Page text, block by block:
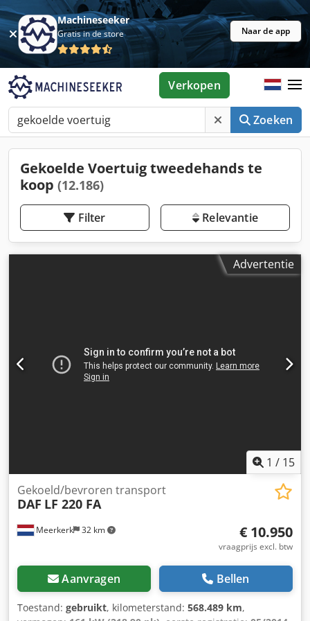
Machineseeker
Gratis in de store Naar de app
Zoeken
Verkopen
Gekoelde Voertuig tweedehands te
koop (12.186)
Filter Relevantie
Advertentie
1 / 15
Meerkerk 32 km
Gekoeld/bevroren transport
DAF LF 220 FA
€ 10.950
vraagprijs excl. btw
Aanvragen Bellen
Toestand: gebruikt, kilometerstand: 568.489 km,